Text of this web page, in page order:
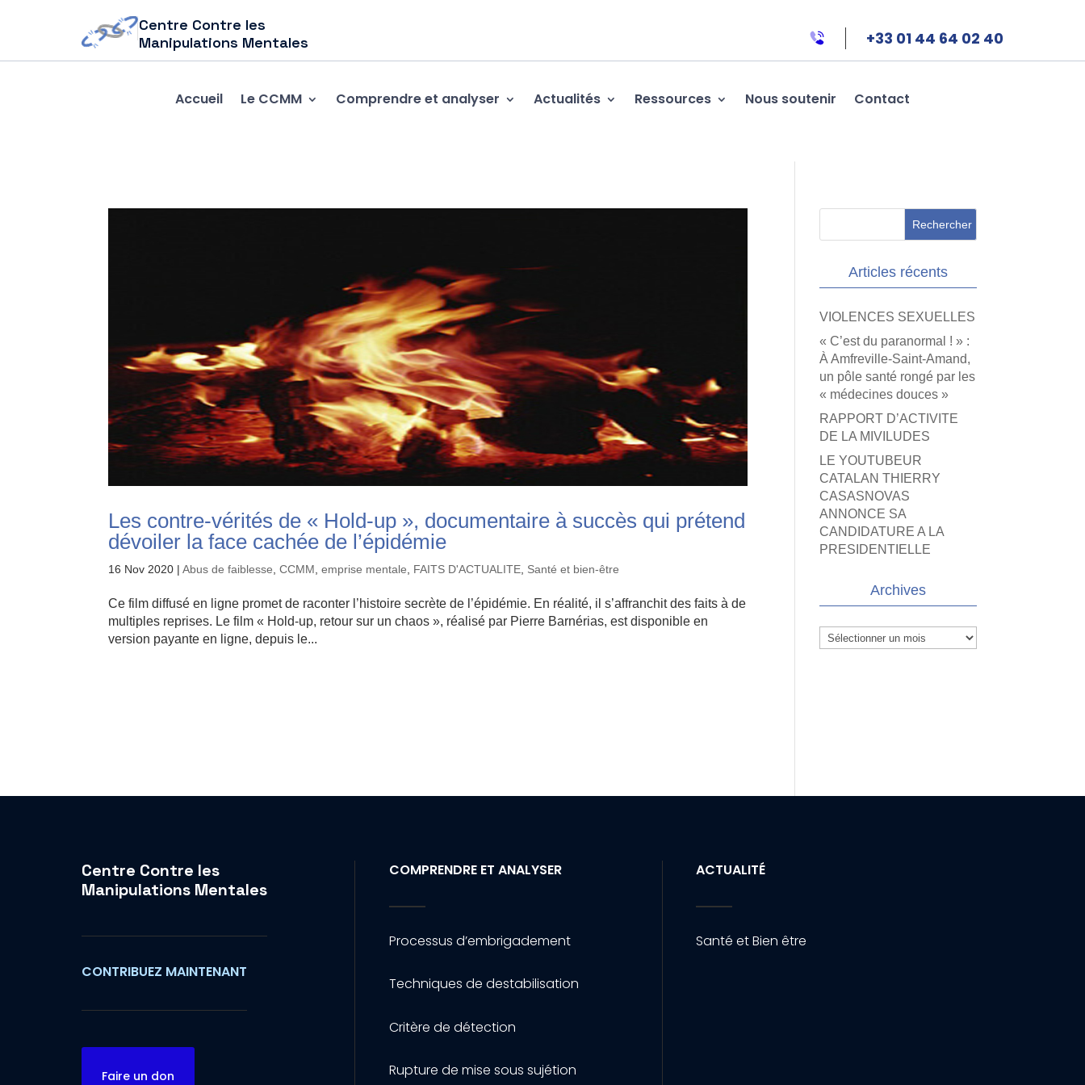
Centre Contre les
Manipulations Mentales
+33 01 44 64 02 40
Accueil Le CCMM Comprendre et analyser Actualités Ressources Nous soutenir Contact
Les contre-vérités de « Hold-up », documentaire à succès qui prétend
dévoiler la face cachée de l’épidémie
16 Nov 2020 |Abus de faiblesse ,CCMM ,emprise mentale FAITS D'ACTUALITE Santé et bien-être
Ce film diffusé en ligne promet de raconter l’histoire secrète de l’épidémie. En réalité, il s’affranchit des faits à de
multiples reprises. Le film « Hold-up, retour sur un chaos », réalisé par Pierre Barnérias, est disponible en
version payante en ligne, depuis le...
Articles récents
VIOLENCES SEXUELLES
« C’est du paranormal ! » :
À Amfreville-Saint-Amand,
un pôle santé rongé par les
« médecines douces »
RAPPORT D’ACTIVITE
DE LA MIVILUDES
LE YOUTUBEUR
CATALAN THIERRY
CASASNOVAS
ANNONCE SA
CANDIDATURE A LA
PRESIDENTIELLE
Archives
Archives
Centre Contre les
Manipulations Mentales
CONTRIBUEZ MAINTENANT
Faire un don
COMPRENDRE ET ANALYSER
Processus d’embrigadement
Techniques de destabilisation
Critère de détection
Rupture de mise sous sujétion
ACTUALITÉ
Santé et Bien être